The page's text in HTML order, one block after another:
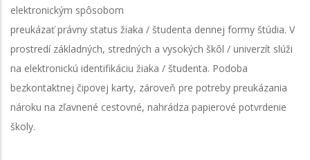
elektronickým spôsobom
preukázať právny status žiaka / študenta dennej formy štúdia. V
prostredí základných, stredných a vysokých škôl / univerzít slúži
na elektronickú identifikáciu žiaka / študenta. Podoba
bezkontaktnej čipovej karty, zároveň pre potreby preukázania
nároku na zľavnené cestovné, nahrádza papierové potvrdenie
školy.